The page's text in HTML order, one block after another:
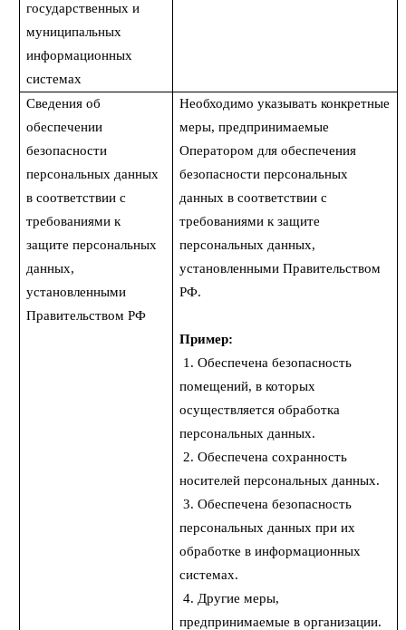
государственных и
муниципальных
информационных
системах
Сведения об
обеспечении
безопасности
персональных данных
в соответствии с
требованиями к
защите персональных
данных,
установленными
Правительством РФ
Необходимо указывать конкретные
меры, предпринимаемые
Оператором для обеспечения
безопасности персональных
данных в соответствии с
требованиями к защите
персональных данных,
установленными Правительством
РФ.
Пример:
1. Обеспечена безопасность
помещений, в которых
осуществляется обработка
персональных данных.
2. Обеспечена сохранность
носителей персональных данных.
3. Обеспечена безопасность
персональных данных при их
обработке в информационных
системах.
4. Другие меры,
предпринимаемые в организации.